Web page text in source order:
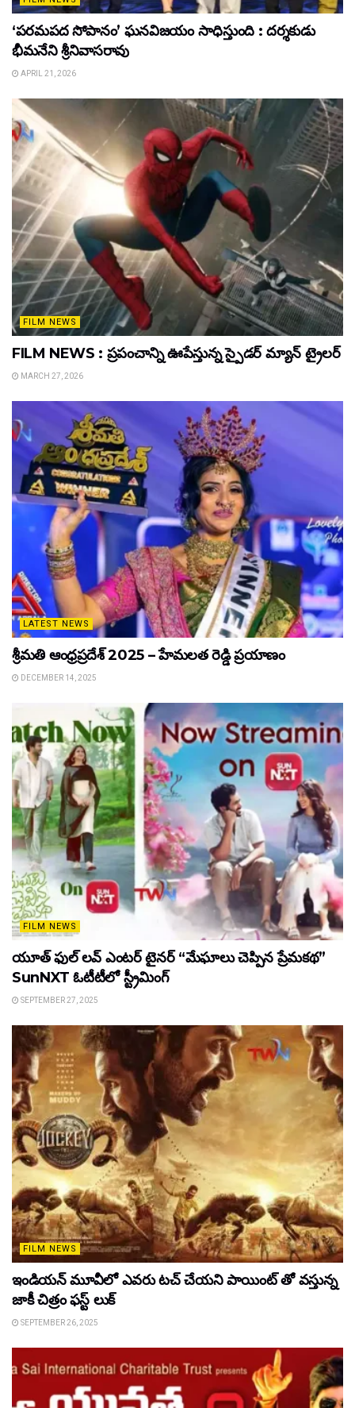
‘పరమపద సోపానం’ ఘనవిజయం సాధిస్తుంది : దర్శకుడు
భీమనేని శ్రీనివాసరావు
APRIL 21, 2026
FILM NEWS
FILM NEWS : ప్రపంచాన్ని ఊపేస్తున్న స్పైడర్ మ్యాన్ ట్రైలర్
MARCH 27, 2026
LATEST NEWS
శ్రీమతి ఆంధ్రప్రదేశ్ 2025 – హేమలత రెడ్డి ప్రయాణం
DECEMBER 14, 2025
FILM NEWS
యూత్ ఫుల్ లవ్ ఎంటర్ టైనర్ “మేఘాలు చెప్పిన ప్రేమకథ”
SunNXT ఓటీటీలో స్ట్రీమింగ్
SEPTEMBER 27, 2025
FILM NEWS
ఇండియన్ మూవీలో ఎవరు టచ్ చేయని పాయింట్ తో వస్తున్న
జాకీ చిత్రం ఫస్ట్ లుక్
SEPTEMBER 26, 2025